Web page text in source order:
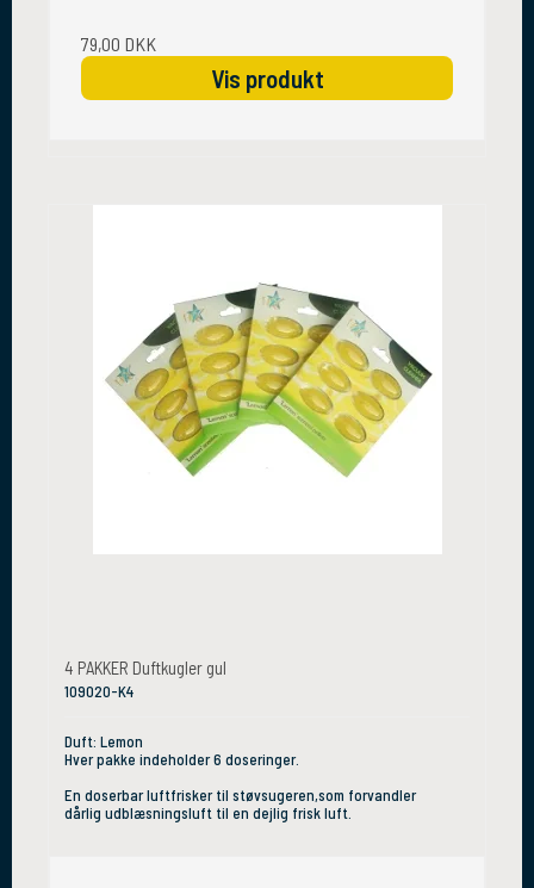
79,00 DKK
Vis produkt
4 PAKKER Duftkugler gul
109020-K4
Duft: Lemon
Hver pakke indeholder 6 doseringer.
En doserbar luftfrisker til støvsugeren,som forvandler
dårlig udblæsningsluft til en dejlig frisk luft.